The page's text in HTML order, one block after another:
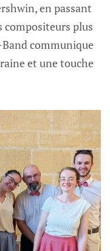
en passant
compositeurs plus
communique
et une touche